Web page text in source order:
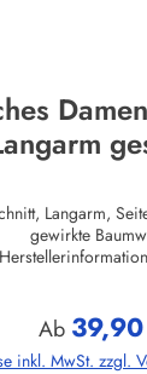
Langarm,
gewirkte
Regulärer
Ab
inkl. MwSt. zzgl.